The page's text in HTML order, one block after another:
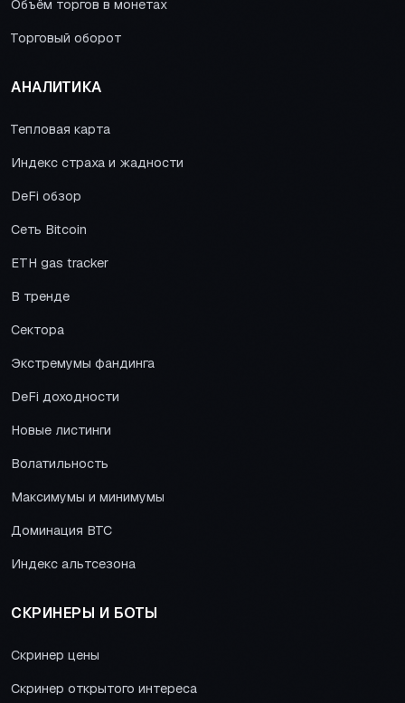
Объём торгов в монетах
Торговый оборот
АНАЛИТИКА
Тепловая карта
Индекс страха и жадности
DeFi обзор
Сеть Bitcoin
ETH gas tracker
В тренде
Сектора
Экстремумы фандинга
DeFi доходности
Новые листинги
Волатильность
Максимумы и минимумы
Доминация BTC
Индекс альтсезона
СКРИНЕРЫ И БОТЫ
Скринер цены
Скринер открытого интереса